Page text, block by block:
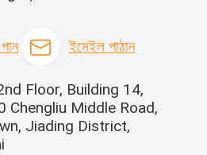
ইমেইল পাঠান
Floor, Building 14,
Chengliu Middle Road,
Jiading District,